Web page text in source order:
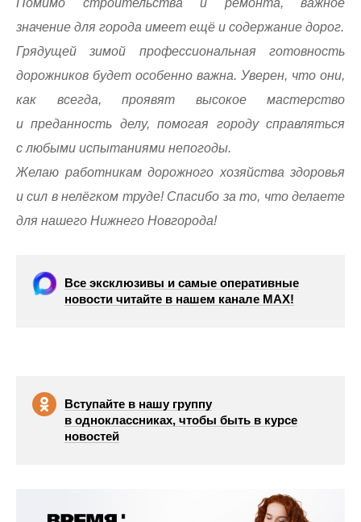
значение для города имеет ещё и содержание дорог.
Грядущей зимой профессиональная готовность
дорожников будет особенно важна. Уверен, что они,
как всегда, проявят высокое мастерство
и преданность делу, помогая городу справляться
с любыми испытаниями непогоды.
Желаю работникам дорожного хозяйства здоровья
и сил в нелёгком труде! Спасибо за то, что делаете
для нашего Нижнего Новгорода!
Все эксклюзивы и самые оперативные
новости читайте в нашем канале МАХ!
Вступайте в нашу группу
в одноклассниках, чтобы быть в курсе
новостей